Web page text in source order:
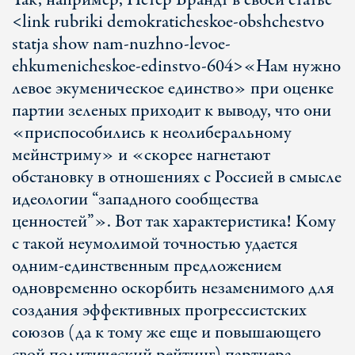
<link rubriki demokraticheskoe-obshchestvo
statja show nam-nuzhno-levoe-
ehkumenicheskoe-edinstvo-604>«Нам нужно
левое экуменическое единство» при оценке
партии зеленых приходит к выводу, что они
«приспособились к неолиберальному
мейнстриму» и «скорее нагнетают
обстановку в отношениях с Россией в смысле
идеологии “западного сообщества
ценностей”». Вот так характеристика! Кому
с такой неумолимой точностью удается
одним-единственным предложением
одновременно оскорбить незаменимого для
создания эффективных прогрессистских
союзов (да к тому же еще и повышающего